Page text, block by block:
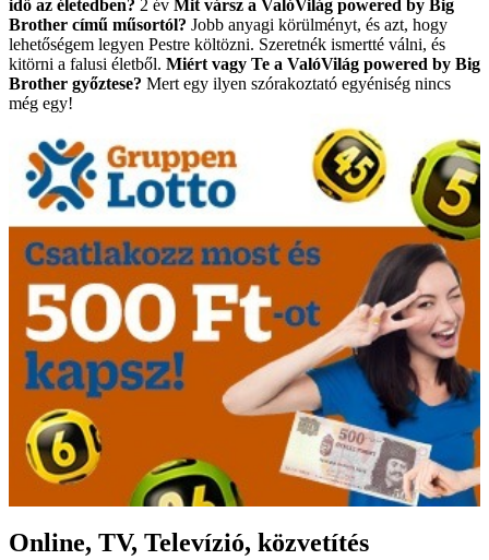
idő az életedben? 2 év Mit vársz a ValóVilág powered by Big
Brother című műsortól? Jobb anyagi körülményt, és azt, hogy
lehetőségem legyen Pestre költözni. Szeretnék ismertté válni, és
kitörni a falusi életből. Miért vagy Te a ValóVilág powered by Big
Brother győztese? Mert egy ilyen szórakoztató egyéniség nincs
még egy!
Online, TV, Televízió, közvetítés